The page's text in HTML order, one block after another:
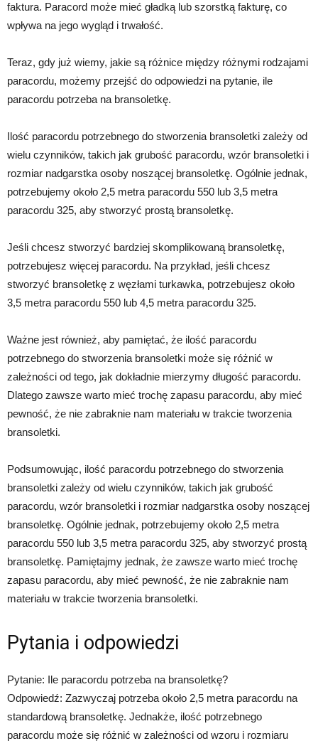
faktura. Paracord może mieć gładką lub szorstką fakturę, co
wpływa na jego wygląd i trwałość.
Teraz, gdy już wiemy, jakie są różnice między różnymi rodzajami
paracordu, możemy przejść do odpowiedzi na pytanie, ile
paracordu potrzeba na bransoletkę.
Ilość paracordu potrzebnego do stworzenia bransoletki zależy od
wielu czynników, takich jak grubość paracordu, wzór bransoletki i
rozmiar nadgarstka osoby noszącej bransoletkę. Ogólnie jednak,
potrzebujemy około 2,5 metra paracordu 550 lub 3,5 metra
paracordu 325, aby stworzyć prostą bransoletkę.
Jeśli chcesz stworzyć bardziej skomplikowaną bransoletkę,
potrzebujesz więcej paracordu. Na przykład, jeśli chcesz
stworzyć bransoletkę z węzłami turkawka, potrzebujesz około
3,5 metra paracordu 550 lub 4,5 metra paracordu 325.
Ważne jest również, aby pamiętać, że ilość paracordu
potrzebnego do stworzenia bransoletki może się różnić w
zależności od tego, jak dokładnie mierzymy długość paracordu.
Dlatego zawsze warto mieć trochę zapasu paracordu, aby mieć
pewność, że nie zabraknie nam materiału w trakcie tworzenia
bransoletki.
Podsumowując, ilość paracordu potrzebnego do stworzenia
bransoletki zależy od wielu czynników, takich jak grubość
paracordu, wzór bransoletki i rozmiar nadgarstka osoby noszącej
bransoletkę. Ogólnie jednak, potrzebujemy około 2,5 metra
paracordu 550 lub 3,5 metra paracordu 325, aby stworzyć prostą
bransoletkę. Pamiętajmy jednak, że zawsze warto mieć trochę
zapasu paracordu, aby mieć pewność, że nie zabraknie nam
materiału w trakcie tworzenia bransoletki.
Pytania i odpowiedzi
Pytanie: Ile paracordu potrzeba na bransoletkę?
Odpowiedź: Zazwyczaj potrzeba około 2,5 metra paracordu na
standardową bransoletkę. Jednakże, ilość potrzebnego
paracordu może się różnić w zależności od wzoru i rozmiaru